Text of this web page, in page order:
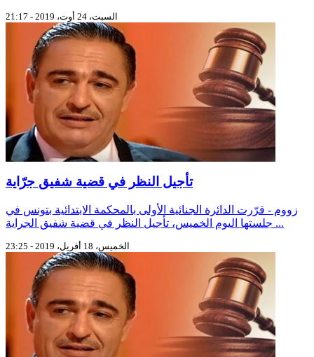
السبت، 24 أوت، 2019 - 21:17
تأجيل النظر في قضية شفيق جرّاية
زووم - قرّرت الدائرة الجنائية الأولى بالمحكمة الابتدائية بتونس في
جلستها اليوم الخميس، تأجيل النظر في قضية شفيق الجراية ...
الخميس، 18 أفريل، 2019 - 23:25